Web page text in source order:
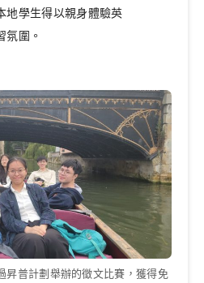
地學生得以親身體驗英
氛圍。
普計劃舉辦的徵文比賽，獲得免